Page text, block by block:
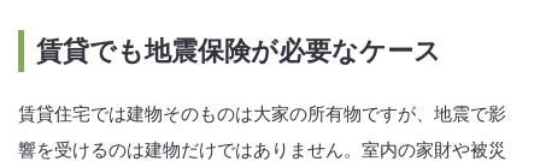
賃貸でも地震保険が必要なケース
賃貸住宅では建物そのものは大家の所有物ですが、地震で影
響を受けるのは建物だけではありません。室内の家財や被災